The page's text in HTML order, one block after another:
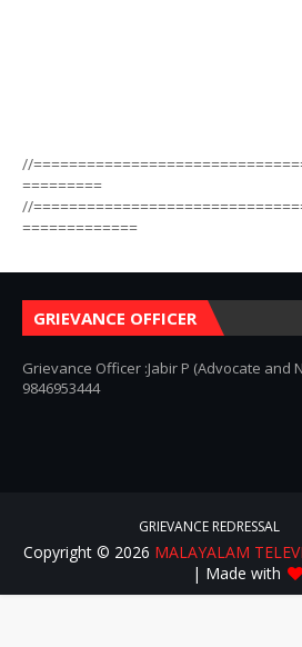
//
=========
//
=============
GRIEVANCE OFFICER
Grievance Officer :Jabir P (Advocate and
9846953444
GRIEVANCE REDRESSAL
Copyright © 2026 MALAYALAM
| Made with